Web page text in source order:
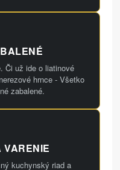
Či už ide o liatinové
hrnce - Všetko
zabalené.
VARENIE
kuchynský riad a